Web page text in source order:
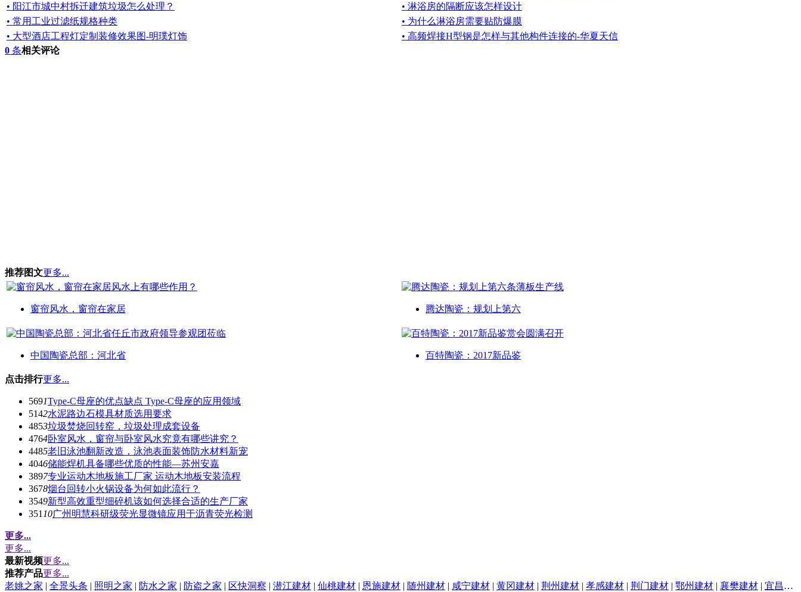
• 阳江市城中村拆迁建筑垃圾怎么处理？
• 淋浴房的隔断应该怎样设计
• 常用工业过滤纸规格种类
• 为什么淋浴房需要贴防爆膜
• 大型酒店工程灯定制装修效果图-明璞灯饰
• 高频焊接H型钢是怎样与其他构件连接的-华夏天信
0 条相关评论
推荐图文更多...
窗帘风水，窗帘在家居 腾达陶瓷：规划上第六
中国陶瓷总部：河北省 百特陶瓷：2017新品鉴
点击排行更多...
5691Type-C母座的优点缺点 Type-C母座的应用领域
5142水泥路边石模具材质选用要求
4853垃圾焚烧回转窑，垃圾处理成套设备
4764卧室风水，窗帘与卧室风水究竟有哪些讲究？
4485老旧泳池翻新改造，泳池表面装饰防水材料新宠
4046储能焊机具备哪些优质的性能—苏州安嘉
3897专业运动木地板施工厂家 运动木地板安装流程
3678烟台回转小火锅设备为何如此流行？
3549新型高效重型细碎机该如何选择合适的生产厂家
351 10广州明慧科研级荧光显微镜应用于沥青荧光检测
更多...
更多...
最新视频更多...
推荐产品更多...
老姚之家 | 全景头条 | 照明之家 | 防水之家 | 防盗之家 | 区快洞察 | 潜江建材 | 仙桃建材 | 恩施建材 | 随州建材 | 咸宁建材 | 黄冈建材 | 荆州建材 | 孝感建材 | 荆门建材 | 鄂州建材 | 襄樊建材 | 宜昌建材